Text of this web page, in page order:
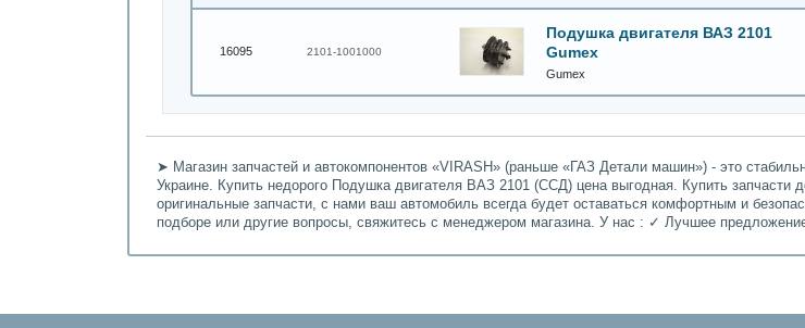
16095 2101-1001000
Подушка двигателя ВАЗ 2101
Gumex
Gumex
➤ Магазин запчастей и автокомпонентов «VIRASH» (раньше «ГАЗ Детали машин») - это
Украине. Купить недорого Подушка двигателя ВАЗ 2101 (ССД) цена выгодная. Купить запчасти
оригинальные запчасти, с нами ваш автомобиль всегда будет оставаться комфортным и
подборе или другие вопросы, свяжитесь с менеджером магазина. У нас : ✓ Лучшее